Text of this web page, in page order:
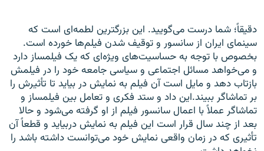
دقیقاً؛ شما درست می‌گویید. این بزرگترین لطمه‌ای است که
سینمای ایران از سانسور و توقیف شدن فیلم‌ها خورده است.
بخصوص با توجه به حساسیت‌های ویژه‌ای که یک فیلمساز دارد
و می‌خواهد مسائل اجتماعی و سیاسی جامعه خود را در فیلمش
بازتاب دهد و مایل است آن فیلم به نمایش در بیاید تا تأثیرش را
بر تماشاگر ببیند.این داد و ستد فکری و تعامل بین فیلمساز و
تماشاگر عملاً با اعمال سانسور فیلم از او گرفته می‌شود و حالا
بعد از چند سال قرار است این فیلم به نمایش دربیاید و قطعاً آن
تأثیری که در زمان واقعی نمایش خود می‌توانست داشته باشد را